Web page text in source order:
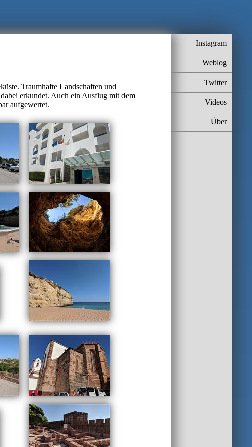
Instagram
Weblog
Twitter
Videos
Über
Traumhafte Landschaften und
erkundet. Auch ein Ausflug mit dem
aufgewertet.